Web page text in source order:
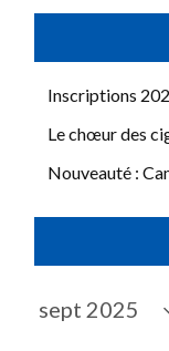
Inscriptions
Le chœur des
Nouveauté :